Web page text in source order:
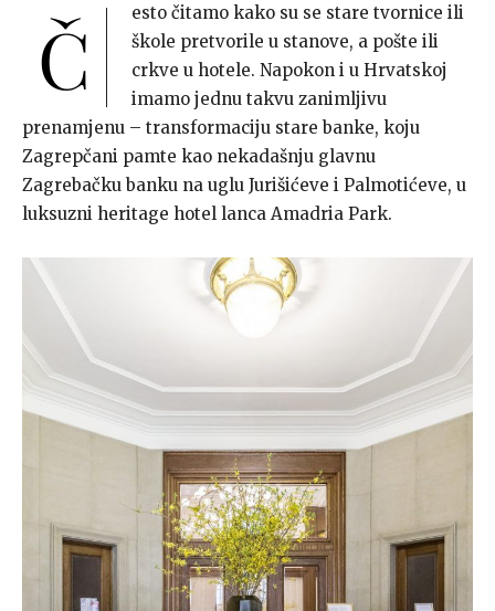
Č
esto čitamo kako su se stare tvornice ili
škole pretvorile u stanove, a pošte ili
crkve u hotele. Napokon i u Hrvatskoj
imamo jednu takvu zanimljivu
prenamjenu – transformaciju stare banke, koju
Zagrepčani pamte kao nekadašnju glavnu
Zagrebačku banku na uglu Jurišićeve i Palmotićeve, u
luksuzni heritage hotel lanca Amadria Park.